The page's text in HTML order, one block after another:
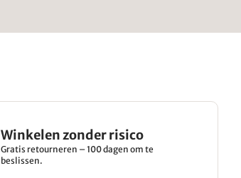
Winkelen zonder risico
Gratis retourneren – 100 dagen om te
beslissen.